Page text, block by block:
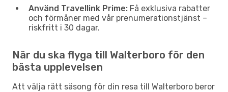
Använd Travellink Prime: Få exklusiva rabatter
och förmåner med vår prenumerationstjänst –
riskfritt i 30 dagar.
När du ska flyga till Walterboro för den
bästa upplevelsen
Att välja rätt säsong för din resa till Walterboro beror